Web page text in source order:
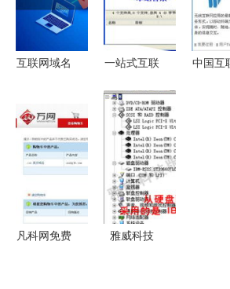
策略
战与应对
方案
互联网域名
您的数字身
一站式互联
方案 从域
名注册到数
据中心托管
中国互
凡科网免费
雅威科技